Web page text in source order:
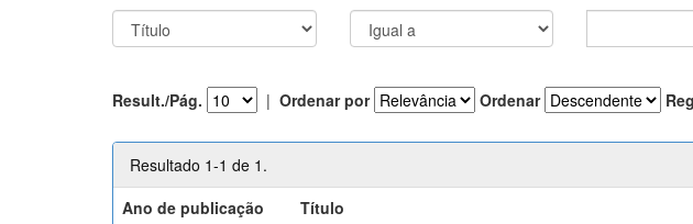
Result./Pág. | Ordenar por Ordenar
Resultado 1-1 de 1.
Ano de publicação
Título